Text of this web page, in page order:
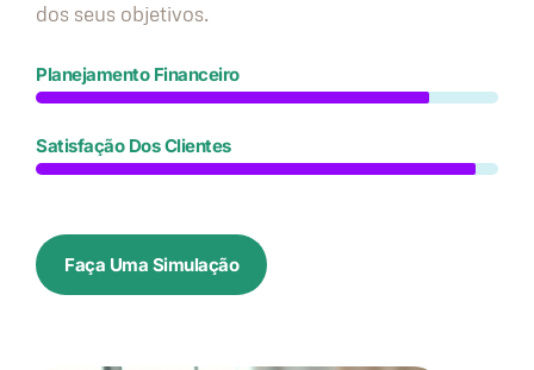
dos seus objetivos.
Planejamento Financeiro
Satisfação Dos Clientes
Faça Uma Simulação